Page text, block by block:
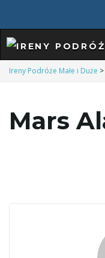
Ireny Podróże Małe i Duże >
Mars